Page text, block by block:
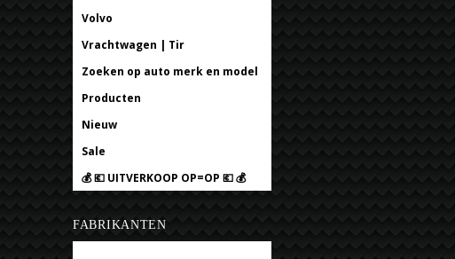
Volvo
Vrachtwagen | Tir
Zoeken op auto merk en model
Producten
Nieuw
Sale
💰 💶 UITVERKOOP OP=OP 💶 💰
FABRIKANTEN